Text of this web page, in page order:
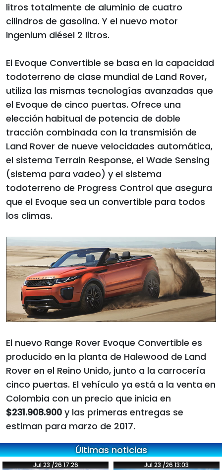
litros totalmente de aluminio de cuatro
cilindros de gasolina. Y el nuevo motor
Ingenium diésel 2 litros.
El Evoque Convertible se basa en la capacidad
todoterreno de clase mundial de Land Rover,
utiliza las mismas tecnologías avanzadas que
el Evoque de cinco puertas. Ofrece una
elección habitual de potencia de doble
tracción combinada con la transmisión de
Land Rover de nueve velocidades automática,
el sistema Terrain Response, el Wade Sensing
(sistema para vadeo) y el sistema
todoterreno de Progress Control que asegura
que el Evoque sea un convertible para todos
los climas.
El nuevo Range Rover Evoque Convertible es
producido en la planta de Halewood de Land
Rover en el Reino Unido, junto a la carrocería
cinco puertas. El vehículo ya está a la venta en
Colombia con un precio que inicia en
$231.908.900 y las primeras entregas se
estiman para marzo de 2017.
Últimas noticias
Jul 23 /26 17:26 Jul 23 /26 13:03